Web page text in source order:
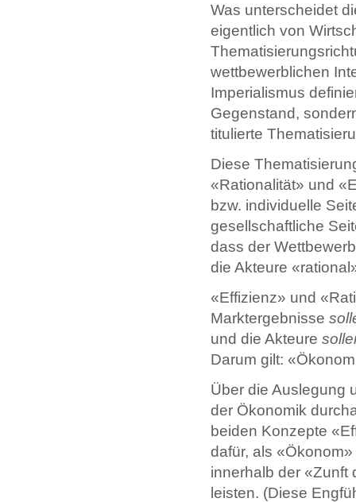
Was unterscheidet
eigentlich von
wettbewerblichen
Imperialismus
Gegenstand,
titulierte
Diese
«Rationalität» und
bzw. individuelle
gesellschaftliche
dass der
die Akteure
«Effizienz» und
Marktergebnisse
und die Akteure
Darum gilt:
Über die Auslegung
der Ökonomik
beiden Konzepte
dafür, als
innerhalb der «Zunft
leisten. (Diese